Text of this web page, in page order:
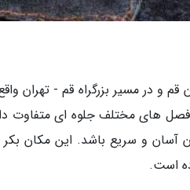
و در مسیر بزرگراه قم - تهران
های مختلف جلوه ای متفاوت
و سریع باشد. این مکان بکر و
است.